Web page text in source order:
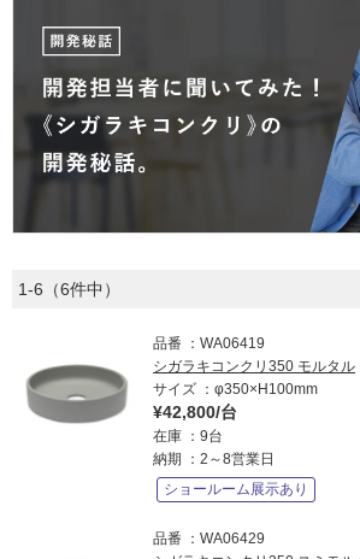
1-6（6件中）
品番
WA06419
シガラキコンクリ350 モルタル
サイズ
φ350×H100mm
¥42,800/台
在庫
9台
納期
2～8営業日
ショールーム展示あり
品番
WA06429